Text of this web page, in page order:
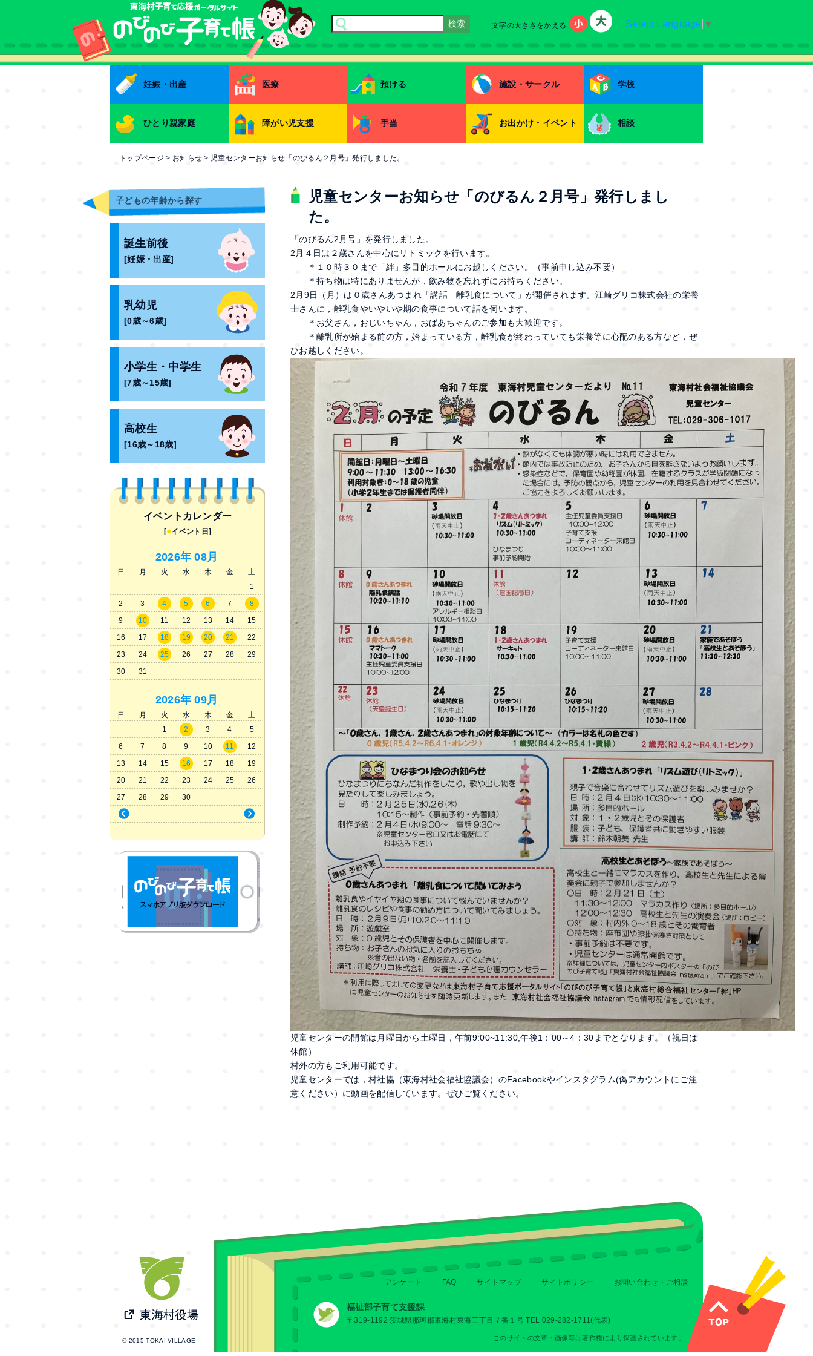
文字の大きさをかえる
Select Language ▼
妊娠・出産 医療 預ける 施設・サークル 学校
ひとり親家庭 障がい児支援 手当 お出かけ・イベント 相談
トップページ > お知らせ > 児童センターお知らせ「のびるん２月号」発行しました。
子どもの年齢から探す
誕生前後
[妊娠・出産]
乳幼児
[0歳～6歳]
小学生・中学生
[7歳～15歳]
高校生
[16歳～18歳]
イベントカレンダー
[●イベント日]
2026年 08月
日 月 火 水 木 金
土
1
2
3 4 5 6 7
8
9
10 11 12 13 14
15
16
17 18 19 20 21
22
23
24 25 26 27 28
29
30
31
2026年 09月
日 月 火 水 木 金 土
1 2 3 4
5
6
7 8 9 10 11
12
13
14 15 16 17 18
19
20
21 22 23 24 25
26
27
28 29 30
児童センターお知らせ「のびるん２月号」発行しまし
た。
「のびるん2月号」を発行しました。
2月４日は２歳さんを中心にリトミックを行います。
＊１０時３０まで「絆」多目的ホールにお越しください。（事前申し込み不要）
＊持ち物は特にありませんが，飲み物を忘れずにお持ちください。
2月9日（月）は０歳さんあつまれ「講話 離乳食について」が開催されます。江崎グリコ株式会社の栄養
士さんに，離乳食やいやいや期の食事について話を伺います。
＊お父さん，おじいちゃん，おばあちゃんのご参加も大歓迎です。
＊離乳所が始まる前の方，始まっている方，離乳食が終わっていても栄養等に心配のある方など，ぜ
ひお越しください。
児童センターの開館は月曜日から土曜日，午前9:00~11:30,午後1：00～4：30までとなります。（祝日は
休館）
村外の方もご利用可能です。
児童センターでは，村社協（東海村社会福祉協議会）のFacebookやインスタグラム(偽アカウントにご注
意ください）に動画を配信しています。ぜひご覧ください。
© 2015 TOKAI VILLAGE
アンケート FAQ サイトマップ サイトポリシー お問い合わせ・ご相談
福祉部子育て支援課
〒319-1192 茨城県那珂郡東海村東海三丁目７番１号 TEL 029-282-1711(代表)
このサイトの文章・画像等は著作権により保護されています。